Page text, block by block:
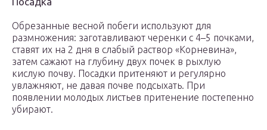
Обрезанные весной побеги используют для
размножения: заготавливают черенки с 4–5 почками,
ставят их на 2 дня в слабый раствор «Корневина»,
затем сажают на глубину двух почек в рыхлую
кислую почву. Посадки притеняют и регулярно
увлажняют, не давая почве подсыхать. При
появлении молодых листьев притенение постепенно
убирают.